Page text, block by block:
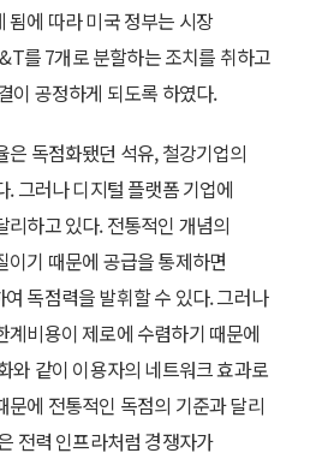
됨에 따라 미국 정부는 시장
를 7개로 분할하는 조치를 취하고
이 공정하게 되도록 하였다.
독점화됐던 석유, 철강기업의
그러나 디지털 플랫폼 기업에
하고 있다. 전통적인 개념의
이기 때문에 공급을 통제하면
독점력을 발휘할 수 있다. 그러나
계비용이 제로에 수렴하기 때문에
와 같이 이용자의 네트워크 효과로
문에 전통적인 독점의 기준과 달리
전력 인프라처럼 경쟁자가